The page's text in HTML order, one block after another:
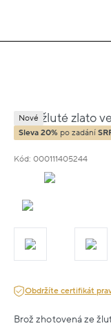
Brož žluté zlato
1.1cm 1.1g
Kód: 000111405244
Nové
Sleva 20% po zadání
Obdržíte certifikát
Brož zhotovená ze